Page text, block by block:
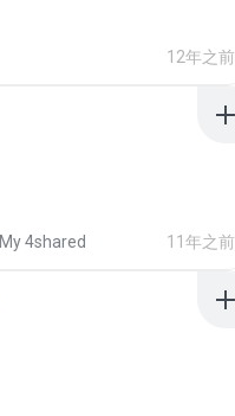
12年之前
My 4shared 11年之前